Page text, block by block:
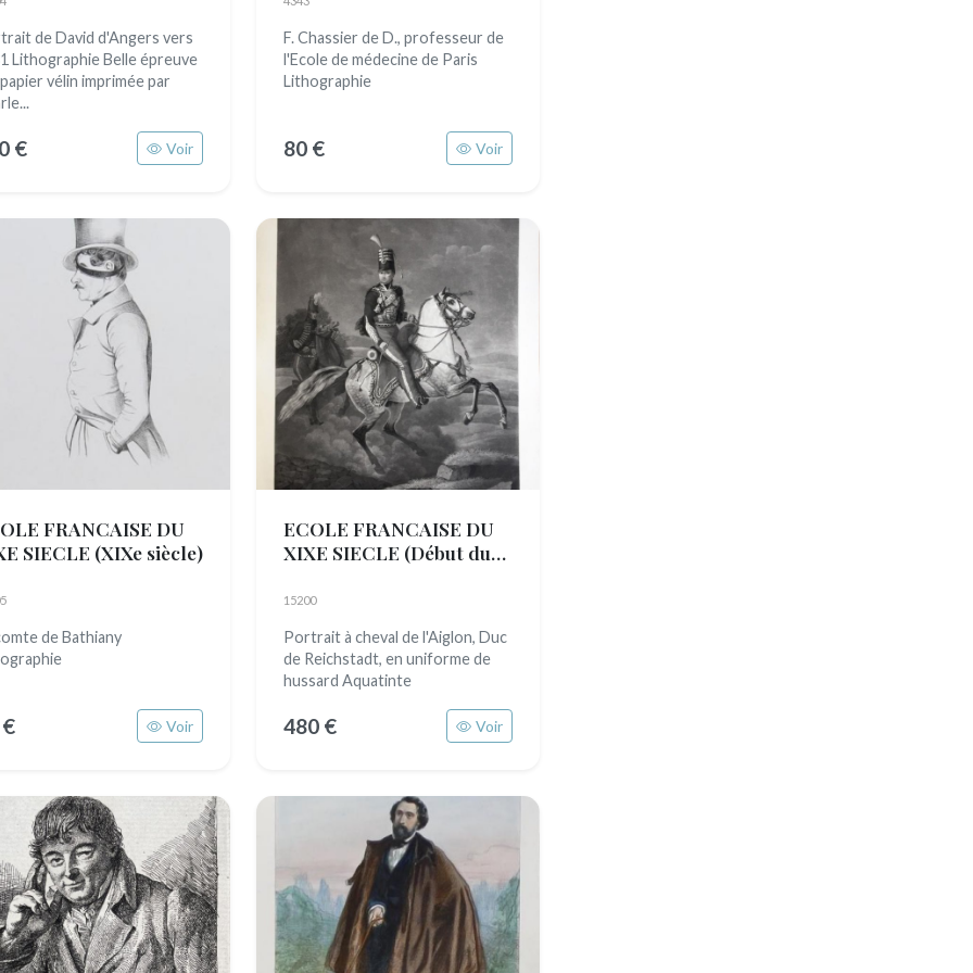
de David d'Angers vers
Lithographie Belle épreuve
vélin imprimée par
€ Voir
F. Chassier de D., professeur de
l'Ecole de médecine de Paris
Lithographie
80 € Voir
FRANCAISE DU
SIECLE (XIXe siècle)
de Bathiany
Voir
ECOLE FRANCAISE DU
XIXE SIECLE (Début du
15200
Portrait à cheval de l'Aiglon, Duc
de Reichstadt, en uniforme de
hussard Aquatinte
480 € Voir